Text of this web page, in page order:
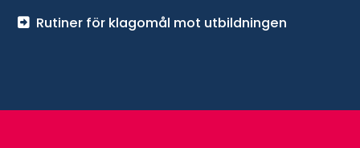
Rutiner för klagomål mot utbildningen